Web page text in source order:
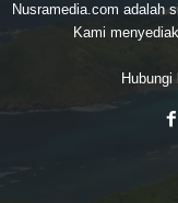
Nusramedia.com adalah
Kami
Hubungi